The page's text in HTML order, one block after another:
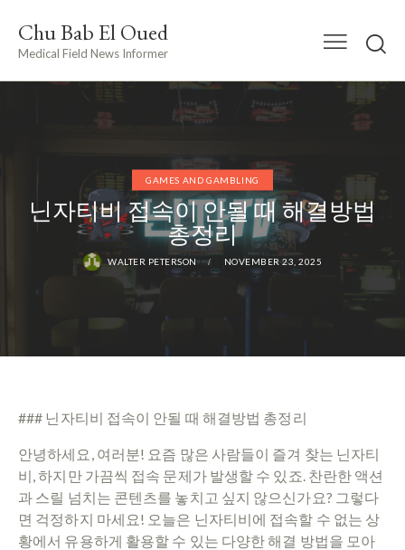
Chu Bab El Oued
Medical Field News Informer
GAMES AND GAMBLING
닌자티비 접속이 안될 때 해결방법
총정리
WALTER PETERSON NOVEMBER 23, 2025
### 닌자티비 접속이 안될 때 해결방법 총정리
안녕하세요, 여러분! 요즘 많은 사람들이 즐겨 찾는 닌자티
비, 하지만 가끔씩 접속 문제가 발생할 수 있죠. 찬란한 액션
과 스릴 넘치는 콘텐츠를 놓치고 싶지 않으신가요? 그렇다
면 걱정하지 마세요! 오늘은 닌자티비에 접속할 수 없는 상
황에서 유용하게 활용할 수 있는 다양한 해결 방법을 모아